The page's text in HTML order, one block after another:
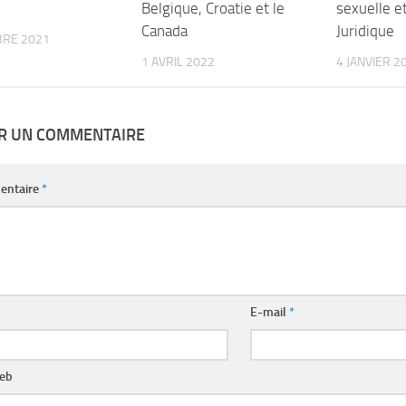
2021
Belgique, Croatie et le
Canada
1 AVRIL 2022
sexuelle
Juridique
4 JANVIER
UN COMMENTAIRE
*
E-mail*